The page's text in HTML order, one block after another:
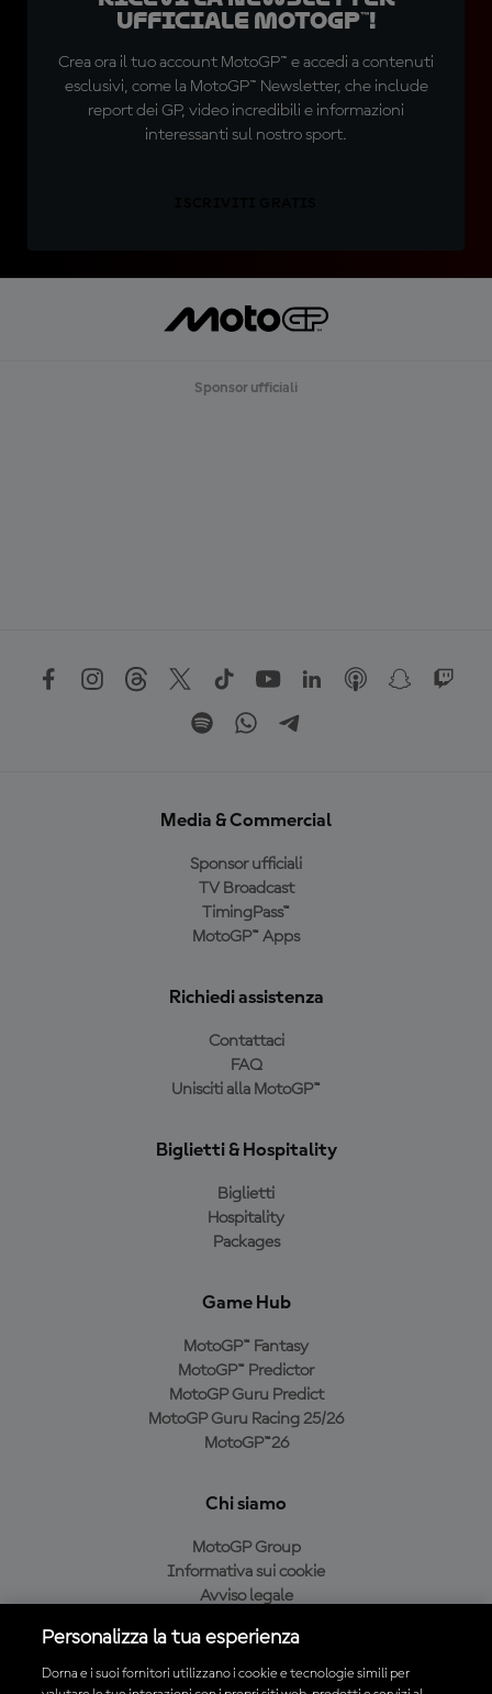
ufficiale MotoGP™!
Crea ora il tuo account MotoGP™ e accedi a contenuti
esclusivi, come la MotoGP™ Newsletter, che include
report dei GP, video incredibili e informazioni
interessanti sul nostro sport.
Sponsor ufficiali
Media & Commercial
Sponsor ufficiali
TV Broadcast
TimingPass™
MotoGP™ Apps
Richiedi assistenza
Contattaci
FAQ
Unisciti alla MotoGP™
Biglietti & Hospitality
Biglietti
Hospitality
Packages
Game Hub
MotoGP™ Fantasy
MotoGP™ Predictor
MotoGP Guru Predict
MotoGP Guru Racing 25/26
MotoGP™26
Chi siamo
MotoGP Group
Informativa sui cookie
Avviso legale
Condizioni di acquisto
Personalizza la tua esperienza
Dorna e i suoi fornitori utilizzano i cookie e tecnologie simili per